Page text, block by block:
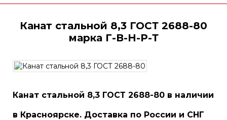
Канат стальной 8,3 ГОСТ 2688-80
марка Г-В-Н-Р-Т
Канат стальной 8,3 ГОСТ 2688-80 в наличии
в Красноярске. Доставка по России и СНГ